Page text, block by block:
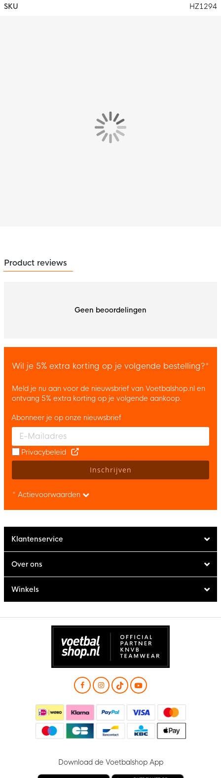
SKU HZ1294
Product reviews
Geen beoordelingen
Wil je 5% extra korting op je volgende bestelling?*
Meld je nu aan voor de nieuwsbrief van Voetbalshop.nl en
ontvang 5% extra korting op je volgende aankoop.
Enter your email and accept the privacy policy to subscribe to
Abonneer je op onze nieuwsbrief
Privacybeleid
Inschrijven
* Actievoorwaarden
Klantenservice
Over ons
Winkels
Download de Voetbalshop App